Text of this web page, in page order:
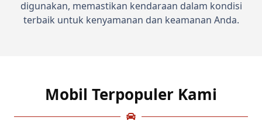
digunakan, memastikan kendaraan dalam kondisi
terbaik untuk kenyamanan dan keamanan Anda.
Mobil Terpopuler Kami